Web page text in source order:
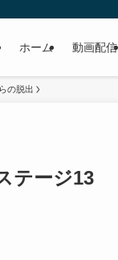
ホーム 動画配信
の脱出
テージ13